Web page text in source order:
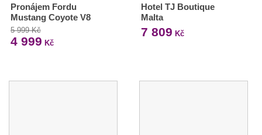
Pronájem Fordu
Mustang Coyote V8
5 999 Kč
4 999 Kč
Hotel TJ Boutique
Malta
7 809 Kč